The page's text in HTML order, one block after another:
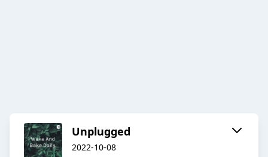
Unplugged
2022-10-08